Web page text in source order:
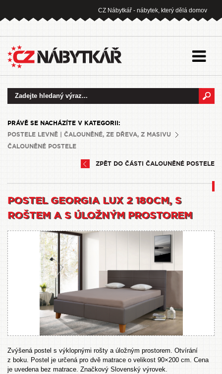
CZ Nábytkář - nábytek, který dělá domov
PRÁVĚ SE NACHÁZÍTE V KATEGORII:
POSTELE LEVNĚ | ČALOUNĚNÉ, ZE DŘEVA, Z MASIVU
ČALOUNĚNÉ POSTELE
ZPĚT DO ČÁSTI ČALOUNĚNÉ POSTELE
POSTEL GEORGIA LUX 2 180CM, S
ROŠTEM A S ÚLOŽNÝM PROSTOREM
Zvýšená postel s výklopnými rošty a úložným prostorem. Otvírání
z boku. Postel je určená pro dvě matrace o velikost 90×200 cm. Cena
je uvedena bez matrace. Značkový Slovenský výrovek.